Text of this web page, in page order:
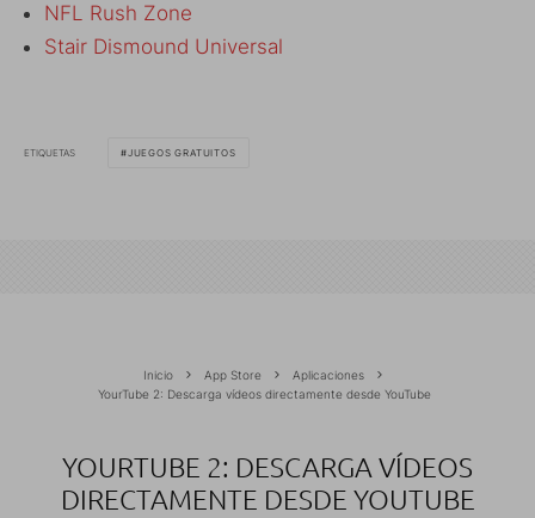
NFL Rush Zone
Stair Dismound Universal
ETIQUETAS JUEGOS GRATUITOS
Inicio App Store
Aplicaciones
YourTube 2: Descarga vídeos directamente desde YouTube
YOURTUBE 2: DESCARGA VÍDEOS
DIRECTAMENTE DESDE YOUTUBE